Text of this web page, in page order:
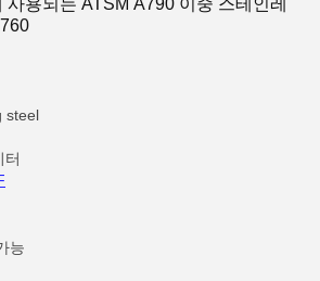
사용되는 ATSM A790 이중 스테인레
steel
터
능